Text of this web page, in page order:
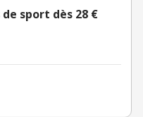
sport dès 28 €